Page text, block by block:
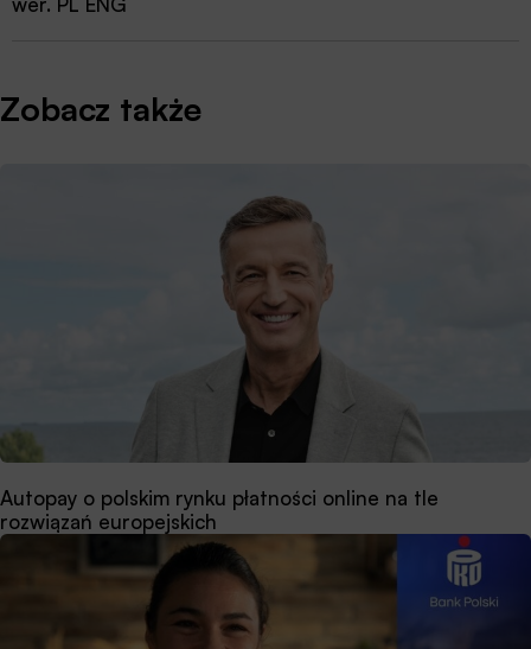
Zobacz także
Autopay o polskim rynku płatności online na tle
rozwiązań europejskich